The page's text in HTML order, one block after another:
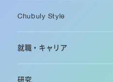
Chubuly Style
就職・キャリア
研究